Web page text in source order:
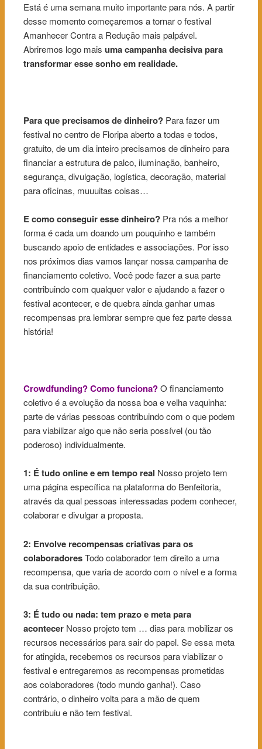
Está é uma semana muito importante para nós. A partir
desse momento começaremos a tornar o festival
Amanhecer Contra a Redução mais palpável.
Abriremos logo maisuma campanha decisiva para
transformar esse sonho em realidade.
Para que precisamos de dinheiro? Para fazer um
festival no centro de Floripa aberto a todas e todos,
gratuito, de um dia inteiro precisamos de dinheiro para
financiar a estrutura de palco, iluminação, banheiro,
segurança, divulgação, logística, decoração, material
para oficinas, muuuitas coisas…
E como conseguir esse dinheiro? Pra nós a melhor
forma é cada um doando um pouquinho e também
buscando apoio de entidades e associações. Por isso
nos próximos dias vamos lançar nossa campanha de
financiamento coletivo. Você pode fazer a sua parte
contribuindo com qualquer valor e ajudando a fazer o
festival acontecer, e de quebra ainda ganhar umas
recompensas pra lembrar sempre que fez parte dessa
história!
Crowdfunding? Como funciona? O financiamento
coletivo é a evolução da nossa boa e velha vaquinha:
parte de várias pessoas contribuindo com o que podem
para viabilizar algo que não seria possível (ou tão
poderoso) individualmente.
1: É tudo online e em tempo real Nosso projeto tem
uma página específica na plataforma do Benfeitoria,
através da qual pessoas interessadas podem conhecer,
colaborar e divulgar a proposta.
2: Envolve recompensas criativas para os
colaboradoresTodo colaborador tem direito a uma
recompensa, que varia de acordo com o nível e a forma
da sua contribuição.
3: É tudo ou nada: tem prazo e meta para
acontecer Nosso projeto tem … dias para mobilizar os
recursos necessários para sair do papel. Se essa meta
for atingida, recebemos os recursos para viabilizar o
festival e entregaremos as recompensas prometidas
aos colaboradores (todo mundo ganha!). Caso
contrário, o dinheiro volta para a mão de quem
contribuiu e não tem festival.